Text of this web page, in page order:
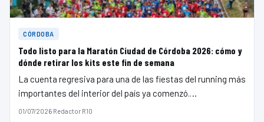
CÓRDOBA
Todo listo para la Maratón Ciudad de Córdoba 2026: cómo y
dónde retirar los kits este fin de semana
La cuenta regresiva para una de las fiestas del running más
importantes del interior del país ya comenzó.…
01/07/2026·Redactor R10